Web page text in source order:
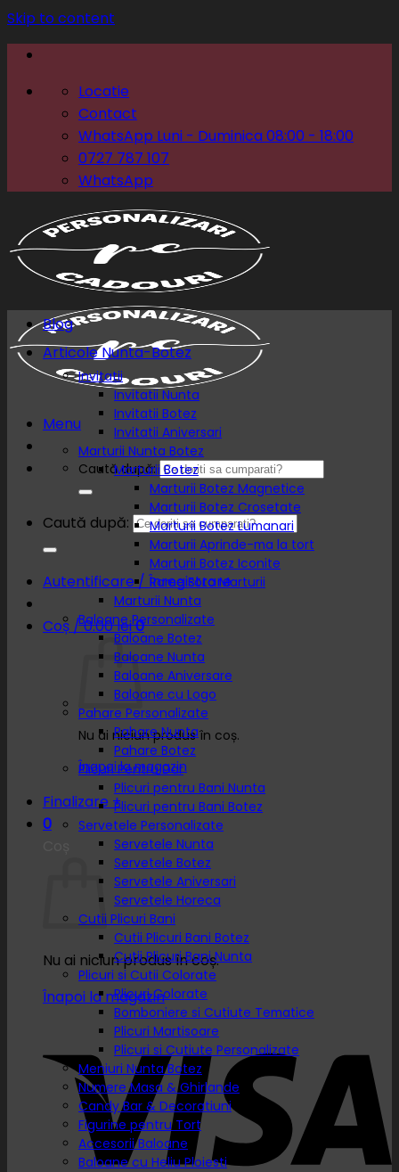
Skip to content
Locatie
Contact
WhatsApp Luni - Duminica 08:00 - 18:00
0727 787 107
WhatsApp
Menu
Caută după:
Caută după:
Autentificare / Înregistrare
Coș /0.00lei0
Nu ai niciun produs în coș.
Înapoi la magazin
Finalizare +
0
Nu ai niciun produs în coș.
Înapoi la magazin
Blog
Articole Nunta-Botez
Invitatii
Invitatii Nunta
Invitatii Botez
Invitatii Aniversari
Marturii Nunta Botez
Marturii Botez
Marturii Botez Magnetice
Marturii Botez Crosetate
Marturii Botez Lumanari
Marturii Aprinde-ma la tort
Marturii Botez Iconite
Rame Foto Marturii
Marturii Nunta
Baloane Personalizate
Baloane Botez
Baloane Nunta
Baloane Aniversare
Baloane cu Logo
Pahare Personalizate
Pahare Nunta
Pahare Botez
Plicuri Pentru Dar
Plicuri pentru Bani Nunta
Plicuri pentru Bani Botez
Servetele Personalizate
Servetele Nunta
Servetele Botez
Servetele Aniversari
Servetele Horeca
Cutii Plicuri Bani
Cutii Plicuri Bani Botez
Cutii Plicuri Bani Nunta
Plicuri si Cutii Colorate
Plicuri Colorate
Bomboniere si Cutiute Tematice
Plicuri Martisoare
Plicuri si Cutiute Personalizate
Meniuri Nunta Botez
Numere Masa & Ghirlande
Candy Bar & Decoratiuni
Figurine pentru Tort
Accesorii Baloane
Baloane cu Heliu Ploiesti